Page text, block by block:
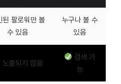
된 팔로워만 볼
수 있음
누구나 볼 수
있음
노출되지 않음
검색 가
능